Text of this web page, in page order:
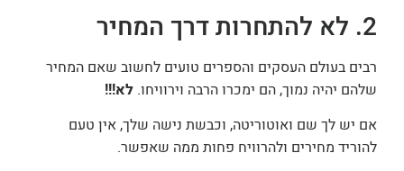
2. לא להתחרות דרך המחיר
רבים בעולם העסקים והספרים טועים לחשוב שאם המחיר
שלהם יהיה נמוך, הם ימכרו הרבה וירוויחו. לא!!!
אם יש לך שם ואוטוריטה, וכבשת נישה שלך, אין טעם
להוריד מחירים ולהרוויח פחות ממה שאפשר.